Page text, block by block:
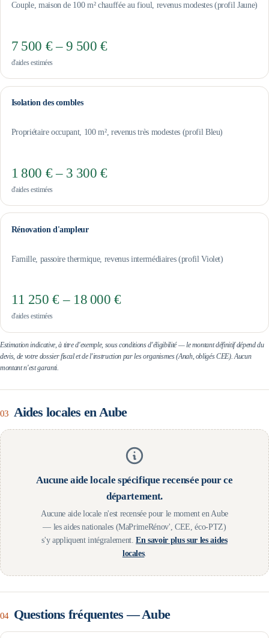
Couple, maison de 100 m² chauffée au fioul, revenus modestes (profil Jaune)
7 500 € – 9 500 €
d'aides estimées
Isolation des combles
Propriétaire occupant, 100 m², revenus très modestes (profil Bleu)
1 800 € – 3 300 €
d'aides estimées
Rénovation d'ampleur
Famille, passoire thermique, revenus intermédiaires (profil Violet)
11 250 € – 18 000 €
d'aides estimées
Estimation indicative, à titre d'exemple, sous conditions d'éligibilité — le montant définitif dépend du
devis, de votre dossier fiscal et de l'instruction par les organismes (Anah, obligés CEE). Aucun
montant n'est garanti.
03 Aides locales enAube
Aucune aide locale spécifique recensée pour ce
département.
Aucune aide locale n'est recensée pour le moment enAube
— les aides nationales (MaPrimeRénov', CEE, éco-PTZ)
s'y appliquent intégralement. En savoir plus sur les aides
locales.
04 Questions fréquentes —Aube